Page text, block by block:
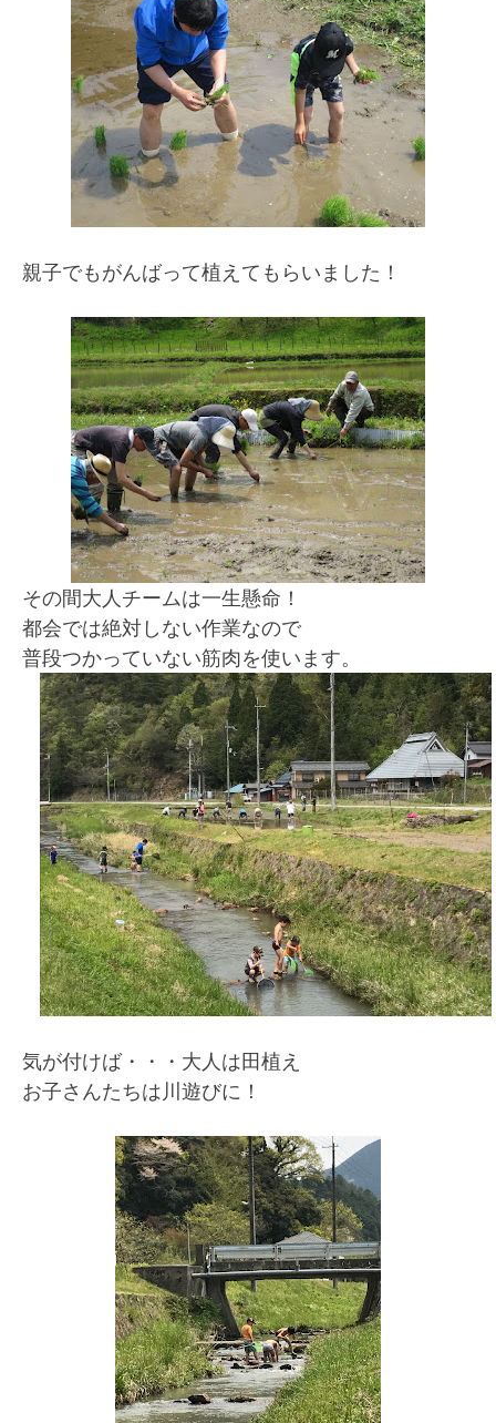
親子でもがんばって植えてもらいました！
その間大人チームは一生懸命！
都会では絶対しない作業なので
普段つかっていない筋肉を使います。
気が付けば・・・大人は田植え
お子さんたちは川遊びに！